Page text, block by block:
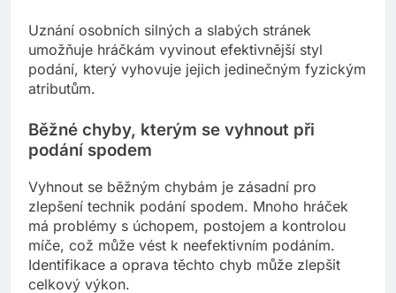
Uznání osobních silných a slabých stránek
umožňuje hráčkám vyvinout efektivnější styl
podání, který vyhovuje jejich jedinečným fyzickým
atributům.
Běžné chyby, kterým se vyhnout při
podání spodem
Vyhnout se běžným chybám je zásadní pro
zlepšení technik podání spodem. Mnoho hráček
má problémy s úchopem, postojem a kontrolou
míče, což může vést k neefektivním podáním.
Identifikace a oprava těchto chyb může zlepšit
celkový výkon.